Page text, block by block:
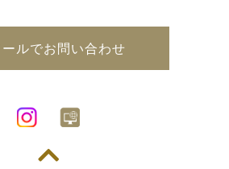
ールでお問い合わせ